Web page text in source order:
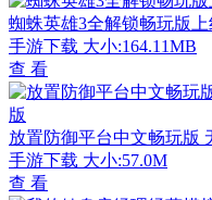
蜘蛛英雄3全解锁畅玩版上
手游下载 大小:164.11MB
查 看
放置防御平台中文畅玩版
手游下载 大小:57.0M
查 看